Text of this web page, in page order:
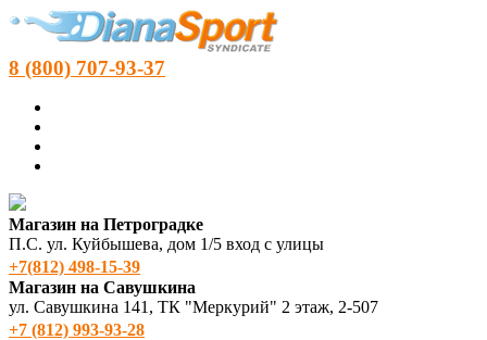
8 (800) 707-93-37
Магазин на Петроградке
П.С. ул. Куйбышева, дом 1/5 вход с улицы
+7(812) 498‑15-39
Магазин на Савушкина
ул. Савушкина 141, ТК "Меркурий" 2 этаж, 2-507
+7 (812) 993-93-28